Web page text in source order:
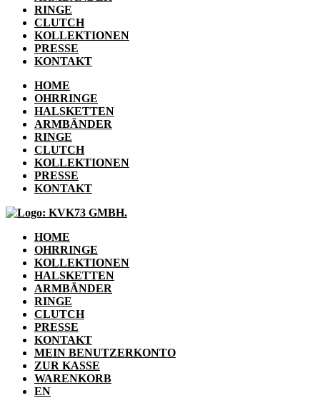
RINGE
CLUTCH
KOLLEKTIONEN
PRESSE
KONTAKT
HOME
OHRRINGE
HALSKETTEN
ARMBÄNDER
RINGE
CLUTCH
KOLLEKTIONEN
PRESSE
KONTAKT
HOME
OHRRINGE
KOLLEKTIONEN
HALSKETTEN
ARMBÄNDER
RINGE
CLUTCH
PRESSE
KONTAKT
MEIN BENUTZERKONTO
ZUR KASSE
WARENKORB
EN